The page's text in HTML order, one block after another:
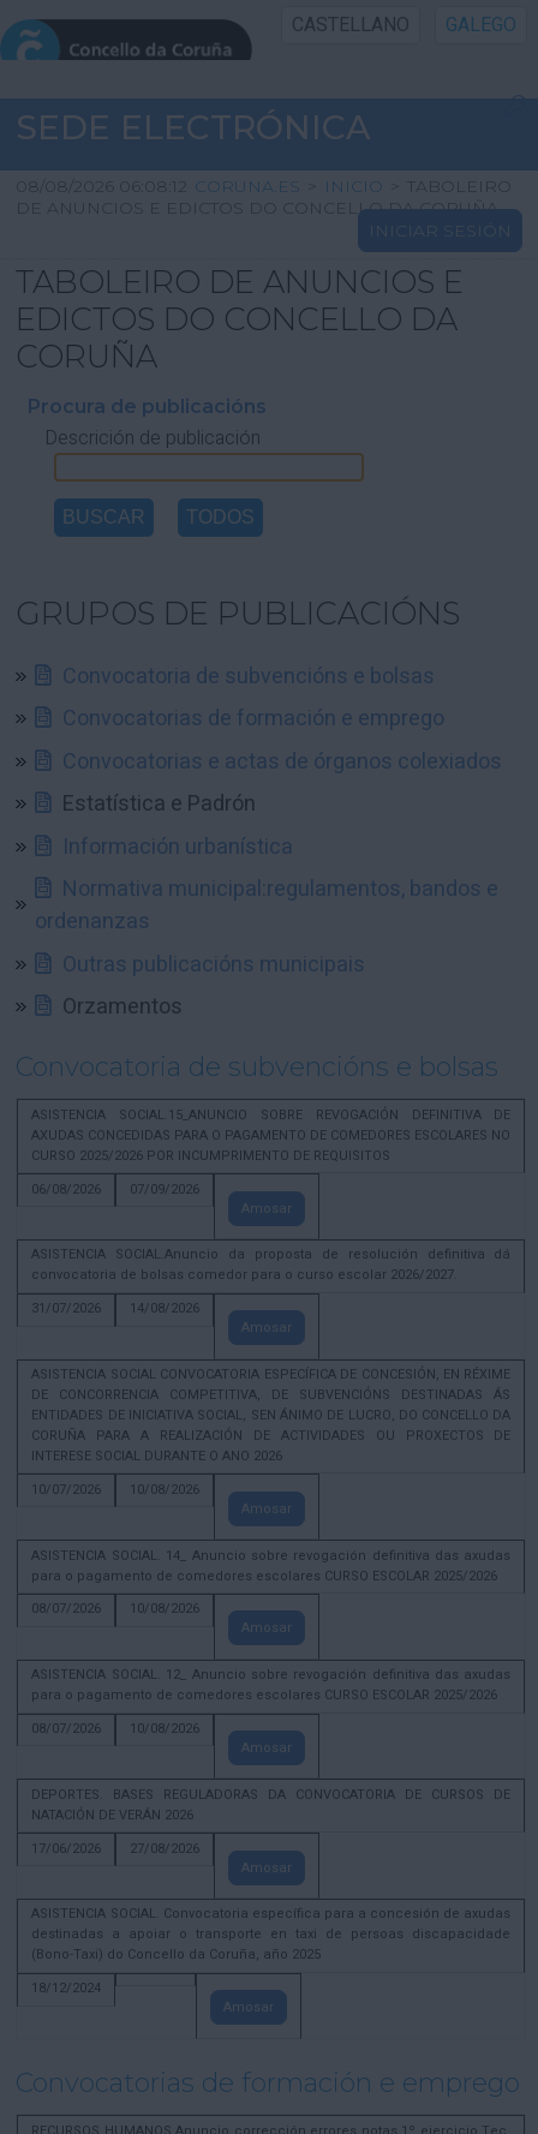
CASTELLANO GALEGO
INICIO SEDE
INICIO
INFORMACIÓN PÚBLICA
CARTAFOL CIDADÁN
AXUDA
SEDE ELECTRÓNICA
08/08/2026 06:08:12 CORUNA.ES > INICIO > TABOLEIRO
DE ANUNCIOS E EDICTOS DO CONCELLO DA CORUÑA
INICIAR SESIÓN
TABOLEIRO DE ANUNCIOS E
EDICTOS DO CONCELLO DA
CORUÑA
Procura de publicacións
Descrición de publicación
GRUPOS DE PUBLICACIÓNS
Convocatoria de subvencións e bolsas
Convocatorias de formación e emprego
Convocatorias e actas de órganos colexiados
Estatística e Padrón
Información urbanística
Normativa municipal:regulamentos, bandos e
ordenanzas
Outras publicacións municipais
Orzamentos
Convocatoria de subvencións e bolsas
ASISTENCIA SOCIAL.15_ANUNCIO SOBRE REVOGACIÓN DEFINITIVA DE
AXUDAS CONCEDIDAS PARA O PAGAMENTO DE COMEDORES ESCOLARES NO
CURSO 2025/2026 POR INCUMPRIMENTO DE REQUISITOS
06/08/2026
07/09/2026
Amosar
ASISTENCIA SOCIAL.Anuncio da proposta de resolución definitiva dá
convocatoria de bolsas comedor para o curso escolar 2026/2027.
31/07/2026
14/08/2026
Amosar
ASISTENCIA SOCIAL CONVOCATORIA ESPECÍFICA DE CONCESIÓN, EN RÉXIME
DE CONCORRENCIA COMPETITIVA, DE SUBVENCIÓNS DESTINADAS ÁS
ENTIDADES DE INICIATIVA SOCIAL, SEN ÁNIMO DE LUCRO, DO CONCELLO DA
CORUÑA PARA A REALIZACIÓN DE ACTIVIDADES OU PROXECTOS DE
INTERESE SOCIAL DURANTE O ANO 2026
10/07/2026
10/08/2026
Amosar
ASISTENCIA SOCIAL. 14_ Anuncio sobre revogación definitiva das axudas
para o pagamento de comedores escolares CURSO ESCOLAR 2025/2026
08/07/2026
10/08/2026
Amosar
ASISTENCIA SOCIAL. 12_ Anuncio sobre revogación definitiva das axudas
para o pagamento de comedores escolares CURSO ESCOLAR 2025/2026
08/07/2026
10/08/2026
Amosar
DEPORTES. BASES REGULADORAS DA CONVOCATORIA DE CURSOS DE
NATACIÓN DE VERÁN 2026
17/06/2026
27/08/2026
Amosar
ASISTENCIA SOCIAL. Convocatoria específica para a concesión de axudas
destinadas a apoiar o transporte en taxi de persoas discapacidade
(Bono-Taxi) do Concello da Coruña, año 2025
18/12/2024
Amosar
Convocatorias de formación e emprego